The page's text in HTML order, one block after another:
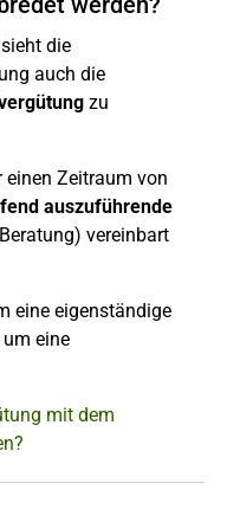
die
auch die
zu
Zeitraum von
auszuführende
vereinbart
eine eigenständige
eine
mit dem